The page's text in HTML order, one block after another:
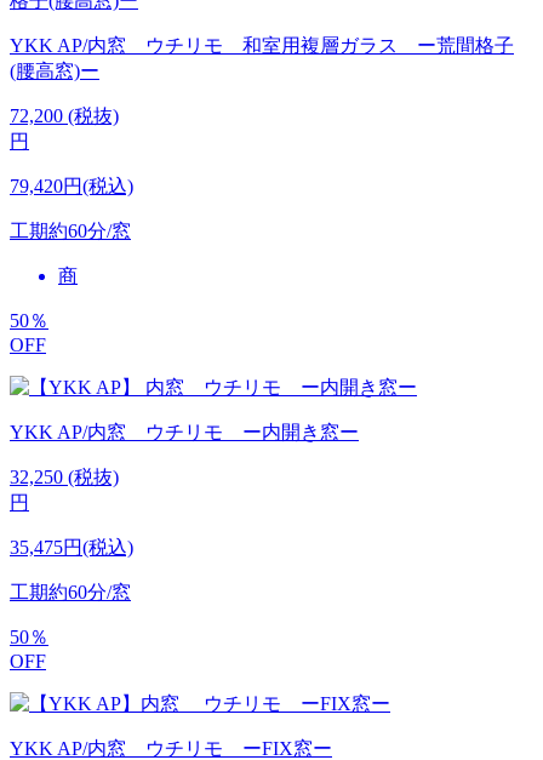
YKK AP/内窓 ウチリモ 和室用複層ガラス ー荒間格子
(腰高窓)ー
72,200 (税抜)
円
79,420円(税込)
工期約60分/窓
商
50％
OFF
YKK AP/内窓 ウチリモ ー内開き窓ー
32,250 (税抜)
円
35,475円(税込)
工期約60分/窓
50％
OFF
YKK AP/内窓 ウチリモ ーFIX窓ー